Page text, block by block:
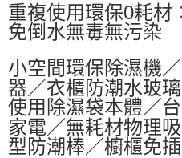
每筆NT$60，滿NT$599(含以上)
每筆NT$80，滿NT$799(含以上)
重複使用環保0耗材
免倒水無毒無污染
小空間環保除濕機
器／衣櫃防潮水玻
使用除濕袋本體／
家電／無耗材物理
型防潮棒／櫥櫃免